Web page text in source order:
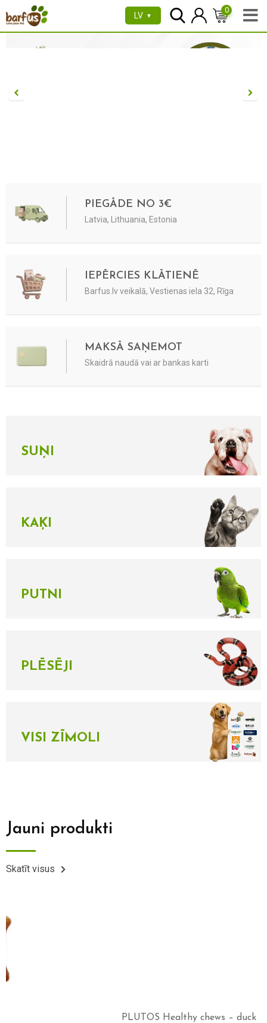
LV ▼
0
PIEGĀDE NO 3€
Latvia, Lithuania, Estonia
IEPĒRCIES KLĀTIENĒ
Barfus.lv veikalā, Vestienas iela 32, Rīga
MAKSĀ SAŅEMOT
Skaidrā naudā vai ar bankas karti
SUŅI
KAĶI
PUTNI
PLĒSĒJI
VISI ZĪMOLI
Jauni produkti
Skatīt visus
PLUTOS Healthy chews – duck